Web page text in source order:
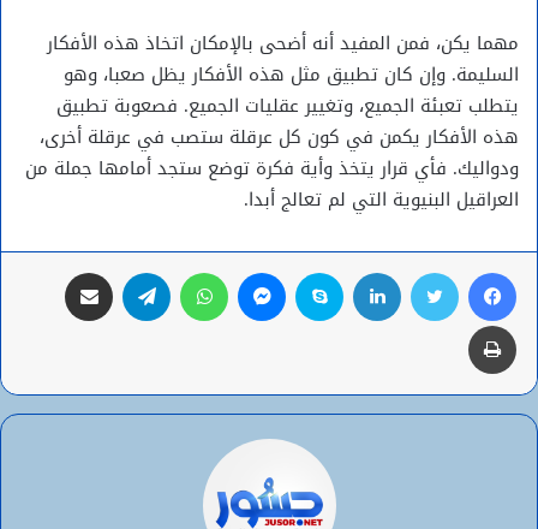
مهما يكن، فمن المفيد أنه أضحى بالإمكان اتخاذ هذه الأفكار
السليمة. وإن كان تطبيق مثل هذه الأفكار يظل صعبا، وهو
يتطلب تعبئة الجميع، وتغيير عقليات الجميع. فصعوبة تطبيق
هذه الأفكار يكمن في كون كل عرقلة ستصب في عرقلة أخرى،
ودواليك. فأي قرار يتخذ وأية فكرة توضع ستجد أمامها جملة من
العراقيل البنيوية التي لم تعالج أبدا.
فيسبوك تويتر لينكدإن سكايب ماسنجر واتساب تيلقرام
طباعة